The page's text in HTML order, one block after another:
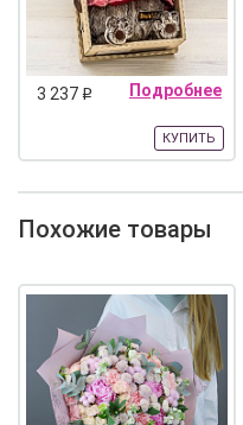
3 237 q Подробнее
КУПИТЬ
Похожие товары